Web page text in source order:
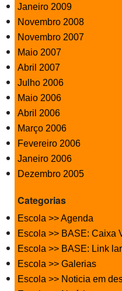
Janeiro 2009
Novembro 2008
Novembro 2007
Maio 2007
Abril 2007
Julho 2006
Maio 2006
Abril 2006
Março 2006
Fevereiro 2006
Janeiro 2006
Dezembro 2005
Categorias
Escola >> Agenda
Escola >> BASE: Caixa
Escola >> BASE: Link
Escola >> Galerias
Escola >> Noticia em